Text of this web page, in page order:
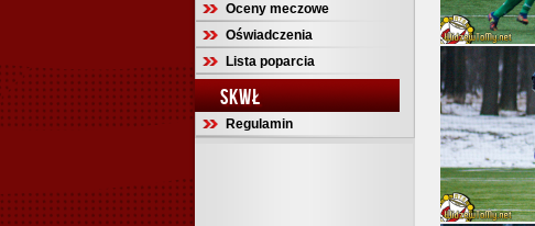
Oceny meczowe
Oświadczenia
Lista poparcia
SKWŁ
Regulamin